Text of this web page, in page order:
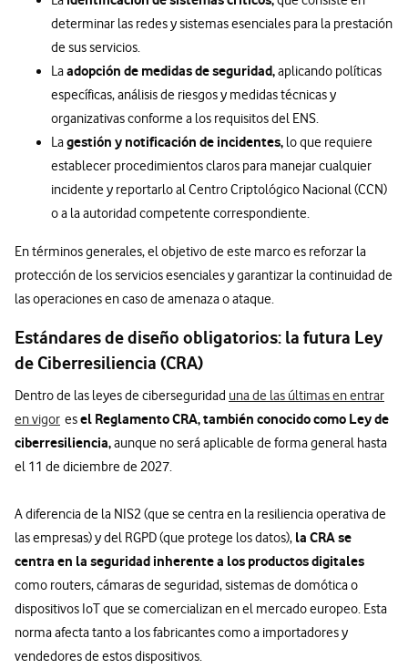
determinar las redes y sistemas esenciales para la prestación
de sus servicios.
Laadopción de medidas de seguridad,aplicando políticas
específicas, análisis de riesgos y medidas técnicas y
organizativas conforme a los requisitos del ENS.
Lagestión y notificación de incidentes, lo que requiere
establecer procedimientos claros para manejar cualquier
incidente y reportarlo al Centro Criptológico Nacional (CCN)
o a la autoridad competente correspondiente.
En términos generales, el objetivo de este marco es reforzar la
protección de los servicios esenciales y garantizar la continuidad de
las operaciones en caso de amenaza o ataque.
Estándares de diseño obligatorios: la futura Ley
de Ciberresiliencia (CRA)
Dentro de las leyes de ciberseguridad una de las últimas en entrar
en vigor esel Reglamento CRA, también conocido como Ley de
ciberresiliencia,aunque no será aplicable de forma general hasta
el 11 de diciembre de 2027.
A diferencia de la NIS2 (que se centra en la resiliencia operativa de
las empresas) y del RGPD (que protege los datos), la CRA se
centra en la seguridad inherente a los productos digitales
como routers, cámaras de seguridad, sistemas de domótica o
dispositivos IoT que se comercializan en el mercado europeo. Esta
norma afecta tanto a los fabricantes como a importadores y
vendedores de estos dispositivos.